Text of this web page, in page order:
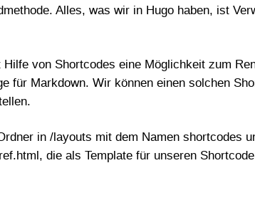
Alles, was wir in Hugo haben, ist
Hilfe von Shortcodes eine Möglichkeit zum
für Markdown. Wir können einen solchen
in /layouts mit dem Namen shortcodes
die als Template für unseren